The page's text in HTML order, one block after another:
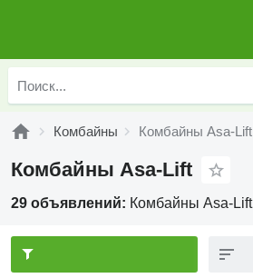
Комбайны Комбайны Asa-Lift
Комбайны Asa-Lift
29 объявлений: Комбайны Asa-Lift